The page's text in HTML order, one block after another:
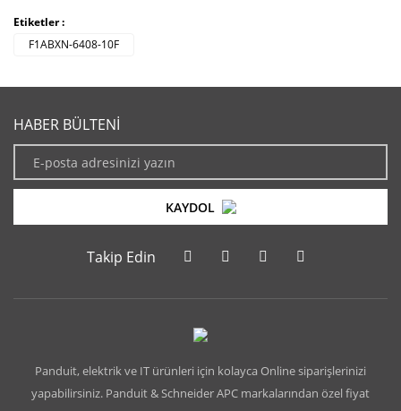
Etiketler :
F1ABXN-6408-10F
HABER BÜLTENİ
KAYDOL
Takip Edin
Panduit, elektrik ve IT ürünleri için kolayca Online siparişlerinizi
yapabilirsiniz. Panduit & Schneider APC markalarından özel fiyat